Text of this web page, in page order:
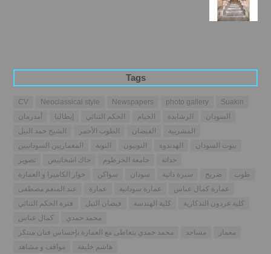
Tags
CV Neoclassical style Newspapers photo gallery
Suakin
أمدرمان
إيطاليا الحكم الثنائي الخيام الرشايدة
السودان
الشيخ حمد النيل
الطوب الأحمر الفيضان
المشربية
المعماريين السودانيين
النوبة النوبيون الهدندوة
بيوت السودان
تصوير
جاك اشخانيص جامعة الخرطوم
حداثة
حوار الكاميرا و العمارة
سواكن سودان سيرة ذاتية ضريح
طوب
عبد المنعم مصطفى
عمارة عمارة سودانية
عمارة كمال عباس
فترة الحكم الثنائي
فيضان النيل كلية الهندسة
كلية غردون التذكارية
كمال عباس
محمد حمدي
محمد حمدي يتعاطى مع العمارة بإحساس فنان مبتكر
مساجد
معمار
مواقف و مشاهد
هاشم خليفة